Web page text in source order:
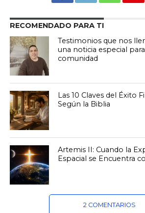
RECOMENDADO PARA TI
Testimonios que nos
una noticia especial
comunidad
Las 10 Claves del Éxito
Según la Biblia
Artemis II: Cuando la
Espacial se Encuentra
2 COMENTARIOS